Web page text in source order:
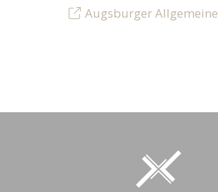
Augsburger Allgemeine